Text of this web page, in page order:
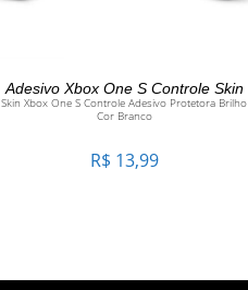
ADICIONAR AO CARRINHO
Adesivo Xbox One S Controle Skin
Skin Xbox One S Controle Adesivo Protetora Brilho
Cor Branco
R$ 13,99